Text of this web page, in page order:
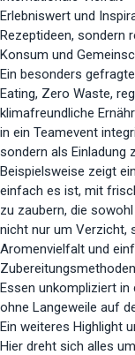
Erlebniswert und
Rezeptideen, sondern
Konsum und
Ein besonders
Eating, Zero Waste,
klimafreundliche
in ein Teamevent
sondern als Einladung
Beispielsweise zeigt
einfach es ist, mit
zu zaubern, die
nicht nur um Verzicht,
Aromenvielfalt und
Essen unkompliziert
ohne Langeweile auf
Ein weiteres Highlight
Hier dreht sich alles